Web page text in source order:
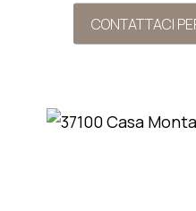
CONTATTACI